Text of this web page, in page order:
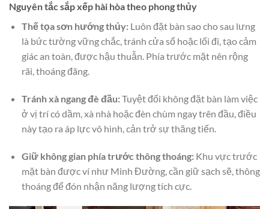
Nguyên tắc sắp xếp hài hòa theo phong thủy
Thế tọa sơn hướng thủy:Luôn đặt bàn sao cho sau lưng
là bức tường vững chắc, tránh cửa sổ hoặc lối đi, tạo cảm
giác an toàn, được hậu thuẫn. Phía trước mặt nên rộng
rãi, thoáng đãng.
Tránh xà ngang đè đầu:Tuyệt đối không đặt bàn làm việc
ở vị trí có dầm, xà nhà hoặc đèn chùm ngay trên đầu, điều
này tạo ra áp lực vô hình, cản trở sự thăng tiến.
Giữ không gian phía trước thông thoáng:Khu vực trước
mặt bàn được ví như Minh Đường, cần giữ sạch sẽ, thông
thoáng để đón nhận năng lượng tích cực.